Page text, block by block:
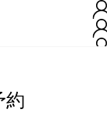
約